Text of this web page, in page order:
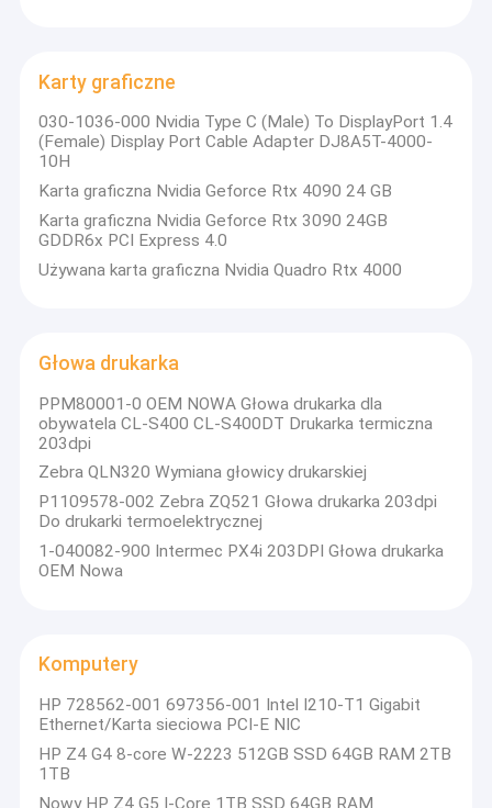
Karty graficzne
030-1036-000 Nvidia Type C (Male) To DisplayPort 1.4
(Female) Display Port Cable Adapter DJ8A5T-4000-
10H
Karta graficzna Nvidia Geforce Rtx 4090 24 GB
Karta graficzna Nvidia Geforce Rtx 3090 24GB
GDDR6x PCI Express 4.0
Używana karta graficzna Nvidia Quadro Rtx 4000
Głowa drukarka
PPM80001-0 OEM NOWA Głowa drukarka dla
obywatela CL-S400 CL-S400DT Drukarka termiczna
203dpi
Zebra QLN320 Wymiana głowicy drukarskiej
P1109578-002 Zebra ZQ521 Głowa drukarka 203dpi
Do drukarki termoelektrycznej
1-040082-900 Intermec PX4i 203DPI Głowa drukarka
OEM Nowa
Komputery
HP 728562-001 697356-001 Intel I210-T1 Gigabit
Ethernet/Karta sieciowa PCI-E NIC
HP Z4 G4 8-core W-2223 512GB SSD 64GB RAM 2TB
1TB
Nowy HP Z4 G5 I-Core 1TB SSD 64GB RAM